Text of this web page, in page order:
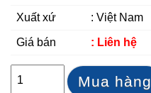
Xuất xứ : Việt Nam
Giá bán : Liên hệ
Mua hàng